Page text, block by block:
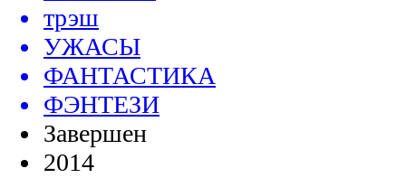
трэш
УЖАСЫ
ФАНТАСТИКА
ФЭНТЕЗИ
Завершен
2014